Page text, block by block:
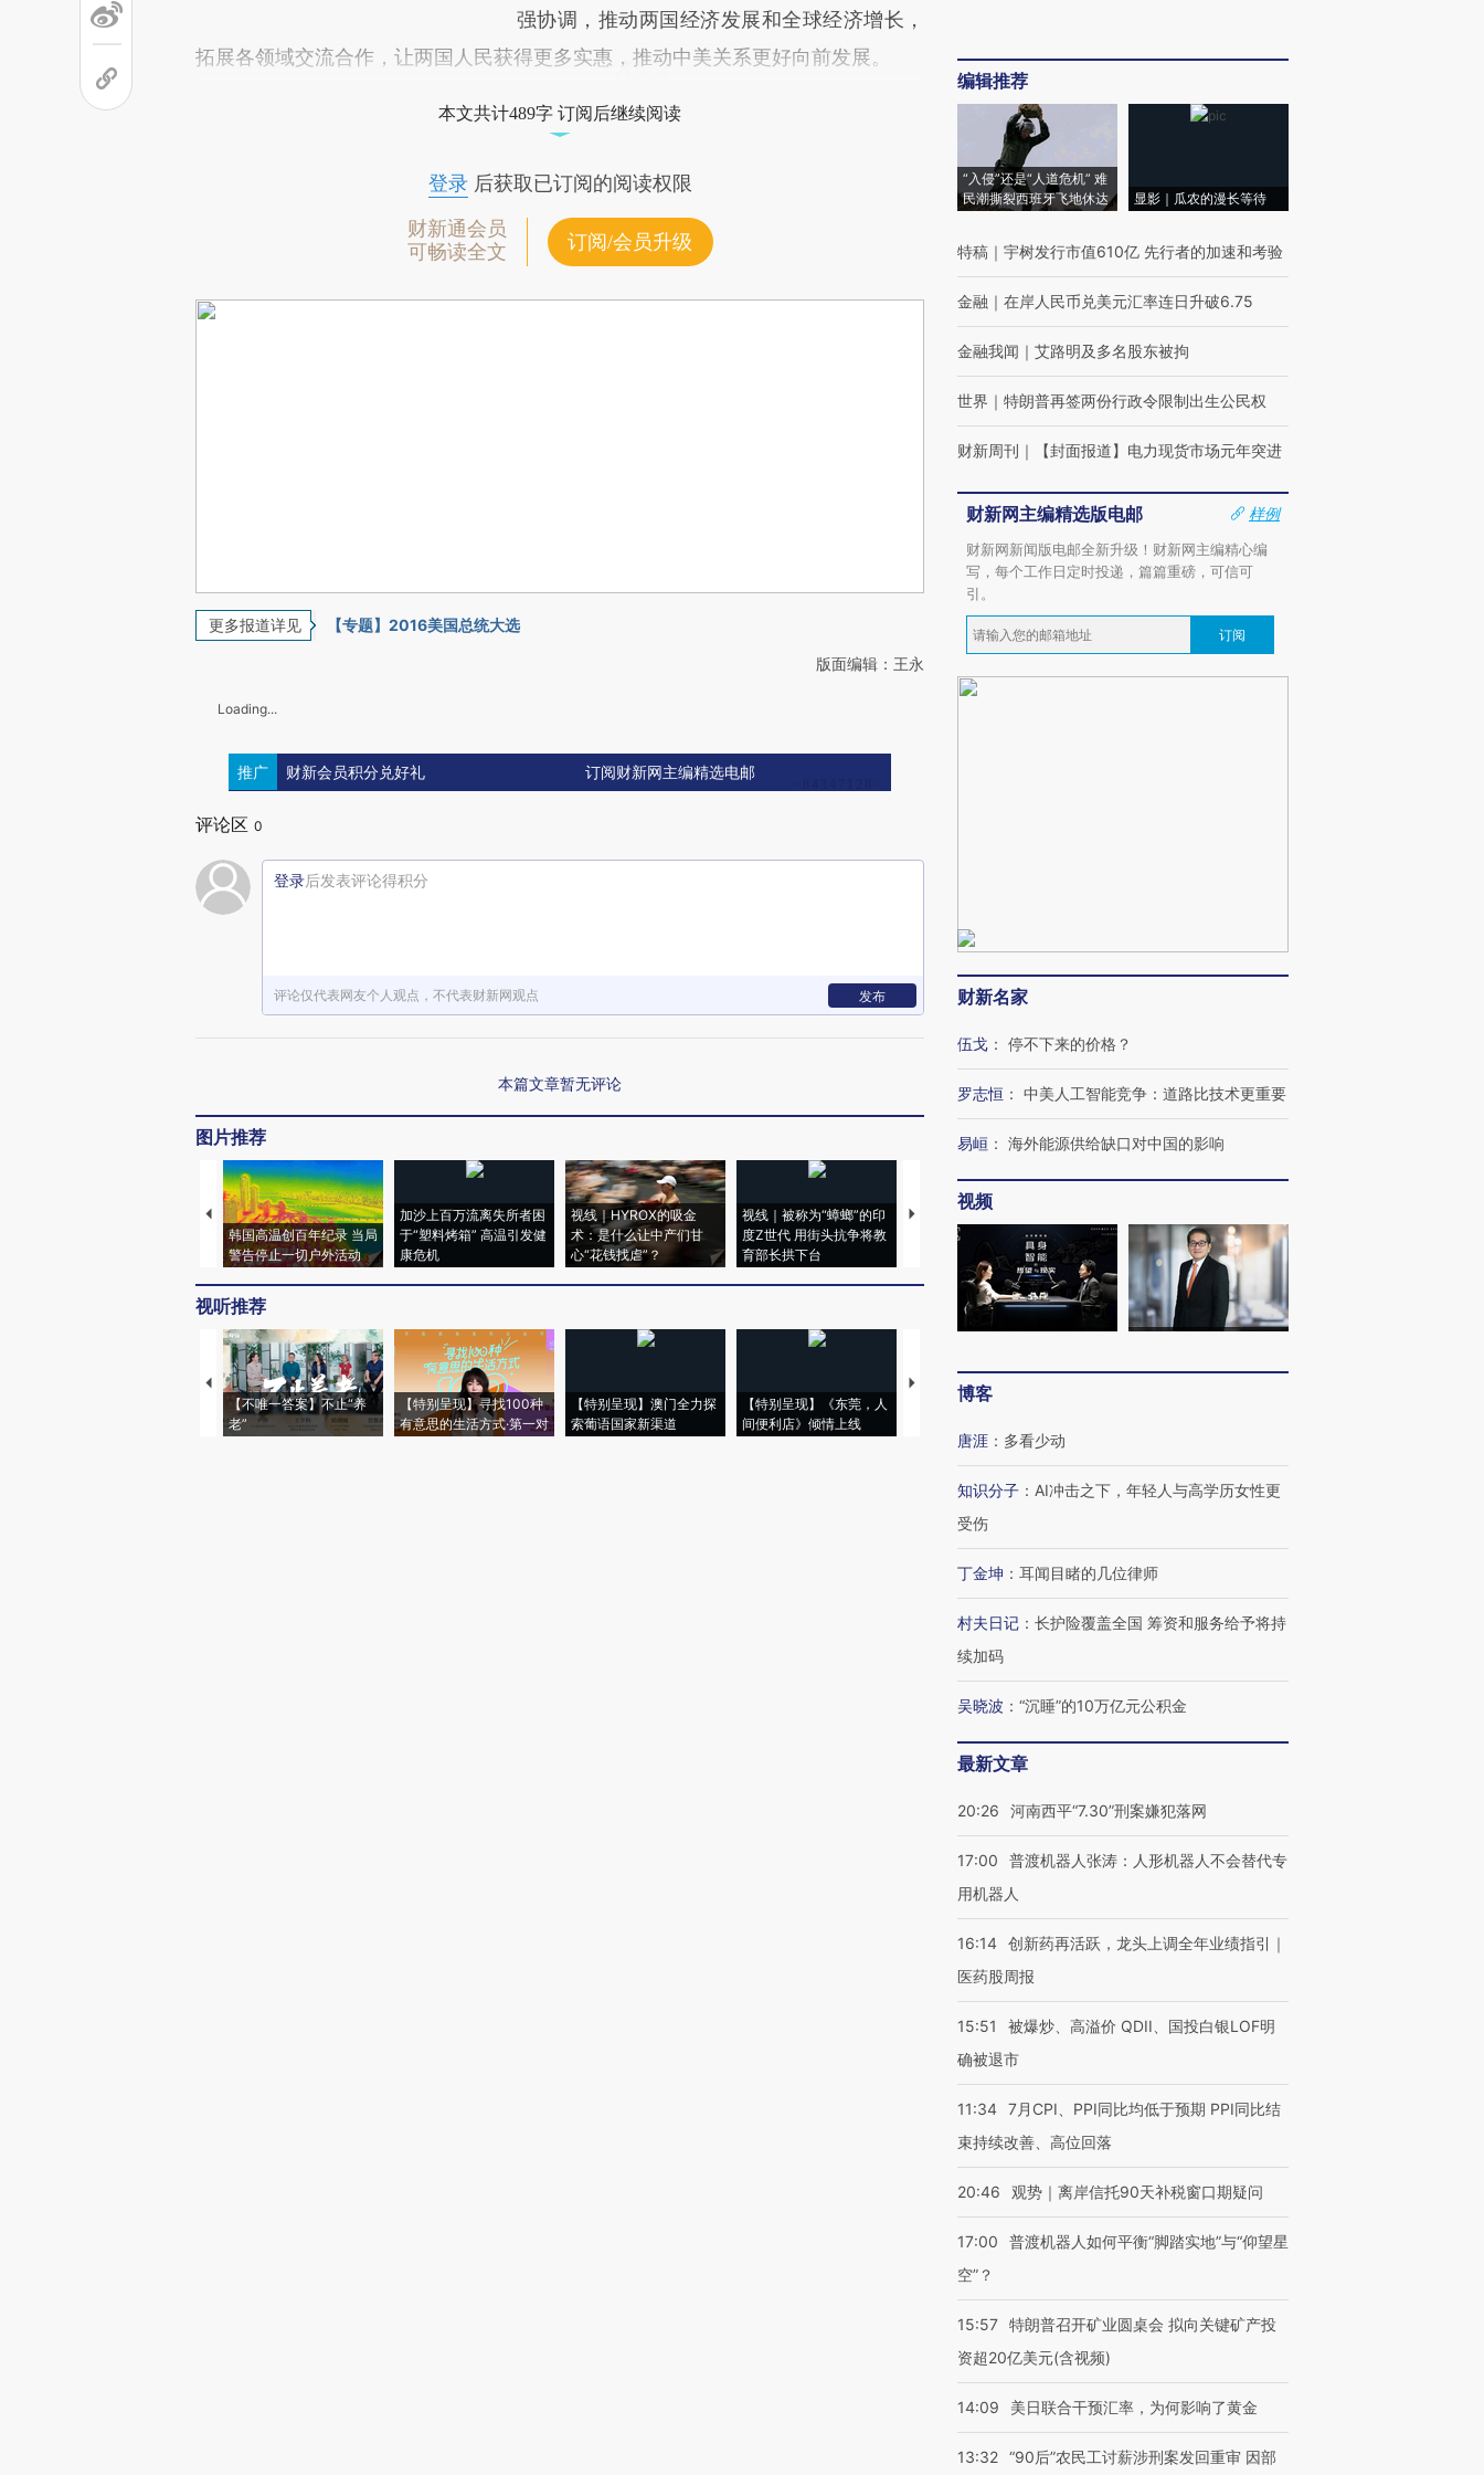
强协调，推动两国经济发展和全球经济增长，
拓展各领域交流合作，让两国人民获得更多实惠，推动中美关系更好向前发展。
本文共计489字 订阅后继续阅读
登录后获取已订阅的阅读权限
财新通会员
可畅读全文
订阅/会员升级
更多报道详见 【专题】2016美国总统大选
版面编辑：王永
Loading...
推广 财新会员积分兑好礼 订阅财新网主编精选电邮
评论区 0
登录后发表评论得积分
评论仅代表网友个人观点，不代表财新网观点 发布
本篇文章暂无评论
图片推荐
韩国高温创百年纪录 当局
警告停止一切户外活动
加沙上百万流离失所者困
于“塑料烤箱” 高温引发健
康危机
视线｜HYROX的吸金
术：是什么让中产们甘
心“花钱找虐”？
视线｜被称为“蟑螂”的印
度Z世代 用街头抗争将教
育部长拱下台
视线｜“入侵”还是“人道危
机”？难民潮撕裂西班牙
128毫米 紧急转移近
4000人
雨 3小时累计雨量超80毫
米
视听推荐
【不唯一答案】不止“养
老”
【特别呈现】寻找100种
有意思的生活方式·第一对
【特别呈现】澳门全力探
索葡语国家新渠道
【特别呈现】《东莞，人
间便利店》倾情上线
【推广】走进第四届链博
会，让数智科技“链”接产
编辑推荐
“入侵”还是“人道危机” 难
民潮撕裂西班牙飞地休达
显影｜瓜农的漫长等待
特稿 ｜ 宇树发行市值610亿 先行者的加速和考验
金融 ｜ 在岸人民币兑美元汇率连日升破6.75
金融我闻 ｜ 艾路明及多名股东被拘
世界 ｜ 特朗普再签两份行政令限制出生公民权
财新周刊 ｜ 【封面报道】电力现货市场元年突进
财新网主编精选版电邮
样例
财新网新闻版电邮全新升级！财新网主编精心编
写，每个工作日定时投递，篇篇重磅，可信可
引。
订阅
财新名家
伍戈 ： 停不下来的价格？
罗志恒 ： 中美人工智能竞争：道路比技术更重要
易峘 ： 海外能源供给缺口对中国的影响
视频
博客
唐涯 ： 多看少动
知识分子 ： AI冲击之下，年轻人与高学历女性更
受伤
丁金坤 ： 耳闻目睹的几位律师
村夫日记 ： 长护险覆盖全国 筹资和服务给予将持
续加码
吴晓波 ： “沉睡”的10万亿元公积金
最新文章
20:26 河南西平“7.30”刑案嫌犯落网
17:00
普渡机器人张涛：人形机器人不会替代专
用机器人
16:14 创新药再活跃，龙头上调全年业绩指引｜
医药股周报
15:51
被爆炒、高溢价 QDII、国投白银LOF明
确被退市
11:34 7月CPI、PPI同比均低于预期 PPI同比结
束持续改善、高位回落
20:46 观势｜离岸信托90天补税窗口期疑问
17:00
普渡机器人如何平衡“脚踏实地”与“仰望星
空”？
15:57 特朗普召开矿业圆桌会 拟向关键矿产投
资超20亿美元(含视频)
14:09 美日联合干预汇率，为何影响了黄金
13:32 “90后”农民工讨薪涉刑案发回重审 因部